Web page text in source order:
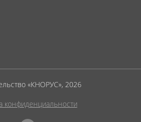
«КНОРУС», 2026
конфиденциальности